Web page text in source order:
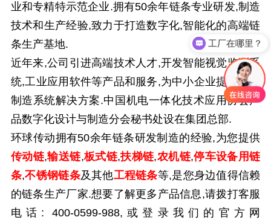
业和专精特示范企业.拥有50余年链条专业研发,制造
技术和生产经验,致力于打造数字化,智能化的高端链
条生产基地.
近年来,公司引进高端技术人才,开发智能视觉监测系
统,工业应用软件等产品和服务,为中小企业提供智能
制造系统解决方案.中国机电一体化技术应用协会产
品数字化设计与制造分会秘书处设在集团总部.
环球传动拥有50余年链条研发制造的经验,为您提供
传动链,输送链,板式链,扶梯链,农机链,停车设备用链
条,不锈钢链条及其他工程链条等,是您身边值得信赖
的链条生产厂家.想要了解更多产品信息,请拨打客服
电话: 400-0599-988,或登录我们的官方网
工厂在哪里？